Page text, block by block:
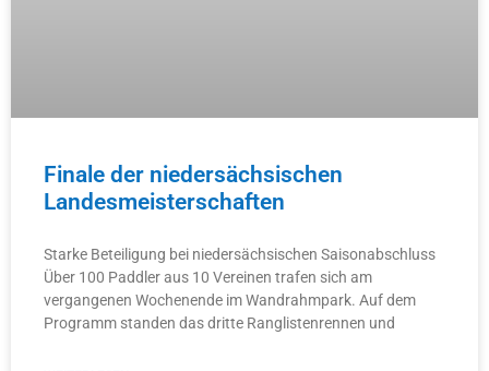
Finale der niedersächsischen
Landesmeisterschaften
Starke Beteiligung bei niedersächsischen Saisonabschluss
Über 100 Paddler aus 10 Vereinen trafen sich am
vergangenen Wochenende im Wandrahmpark. Auf dem
Programm standen das dritte Ranglistenrennen und